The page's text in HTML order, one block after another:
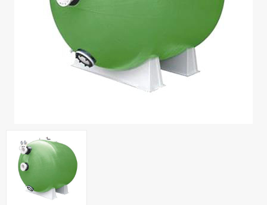
合作品牌
关于上水